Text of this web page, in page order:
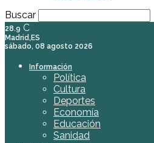
Buscar
28.9 C
Madrid,ES
sábado, 08 agosto 2026
Información
Política
Cultura
Deportes
Economía
Educación
Sanidad